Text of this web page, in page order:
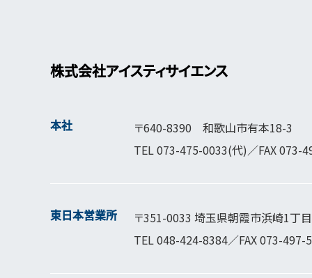
株式会社アイスティサイエンス
本社
〒640-8390 和歌山市有本18-3
TEL073-475-0033(代)／FAX 073-
東日本営業所
〒351-0033 埼玉県朝霞市浜崎1丁
TEL048-424-8384／FAX 073-497-